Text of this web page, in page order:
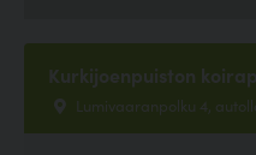
Kurkijoenpuiston
Lumivaaranpolku 4,